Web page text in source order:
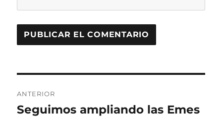
de
ANTERIOR
Entrada
Seguimos ampliando las Emes